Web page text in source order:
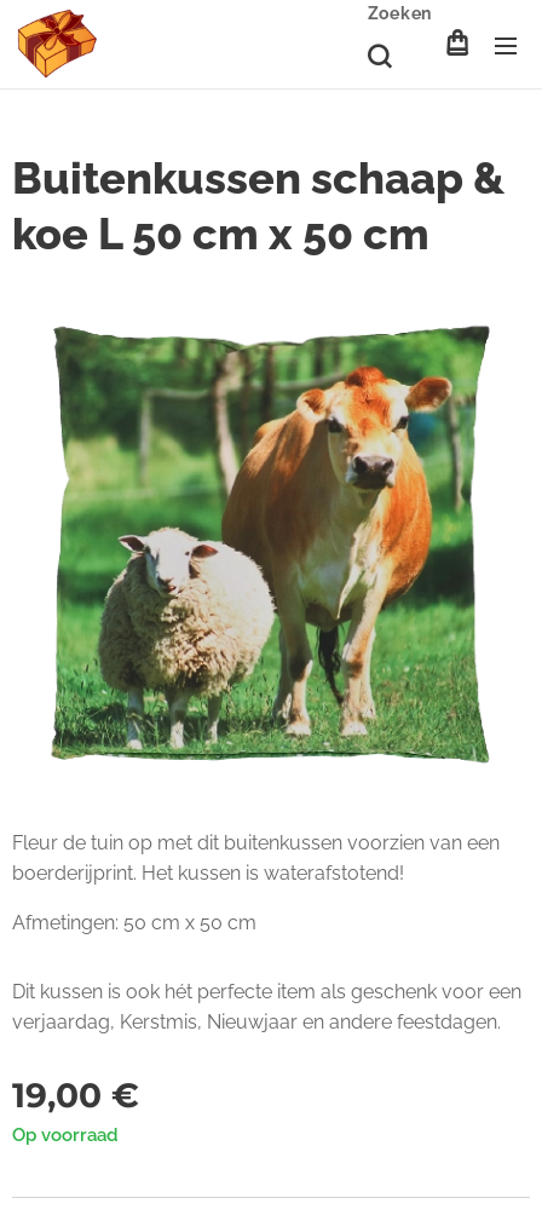
Zoeken
Buitenkussen schaap &
koe L 50 cm x 50 cm
Fleur de tuin op met dit buitenkussen voorzien van een
boerderijprint. Het kussen is waterafstotend!
Afmetingen: 50 cm x 50 cm
Dit kussen is ook hét perfecte item als geschenk voor een
verjaardag, Kerstmis, Nieuwjaar en andere feestdagen.
19,00 €
Op voorraad